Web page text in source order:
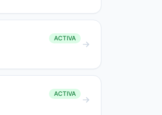
ACTIVA
ACTIVA